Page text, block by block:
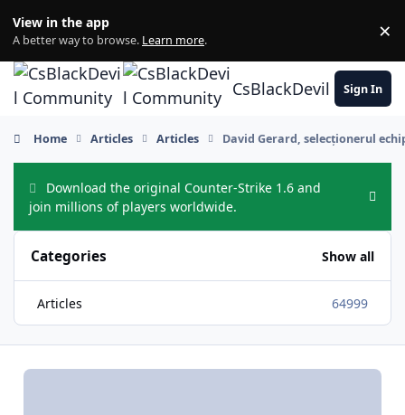
View in the app
A better way to browse. Learn more. ×
CsBlackDevil Sign In
Home Articles Articles David Gerard, selecționerul
Download the original Counter-Strike 1.6 and
join millions of players worldwide.
Hide
Categories Show all
Articles 64999